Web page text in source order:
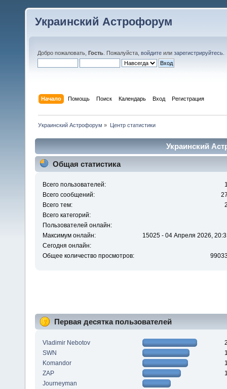
Украинский Астрофорум
Добро пожаловать, Гость . Пожалуйста, войдите или зарегистрируйтесь
Начало Помощь Поиск Календарь Вход Регистрация
Украинский Астрофорум » Центр статистики
Украинский
Общая статистика
Всего пользователей:
Всего сообщений:
Всего тем:
Всего категорий:
Пользователей онлайн:
Максимум онлайн:
15025 - 04 Апреля 2026,
Сегодня онлайн:
Общее количество просмотров:
Первая десятка пользователей
Vladimir Nebotov
SWN
Komandor
ZAP
Journeyman